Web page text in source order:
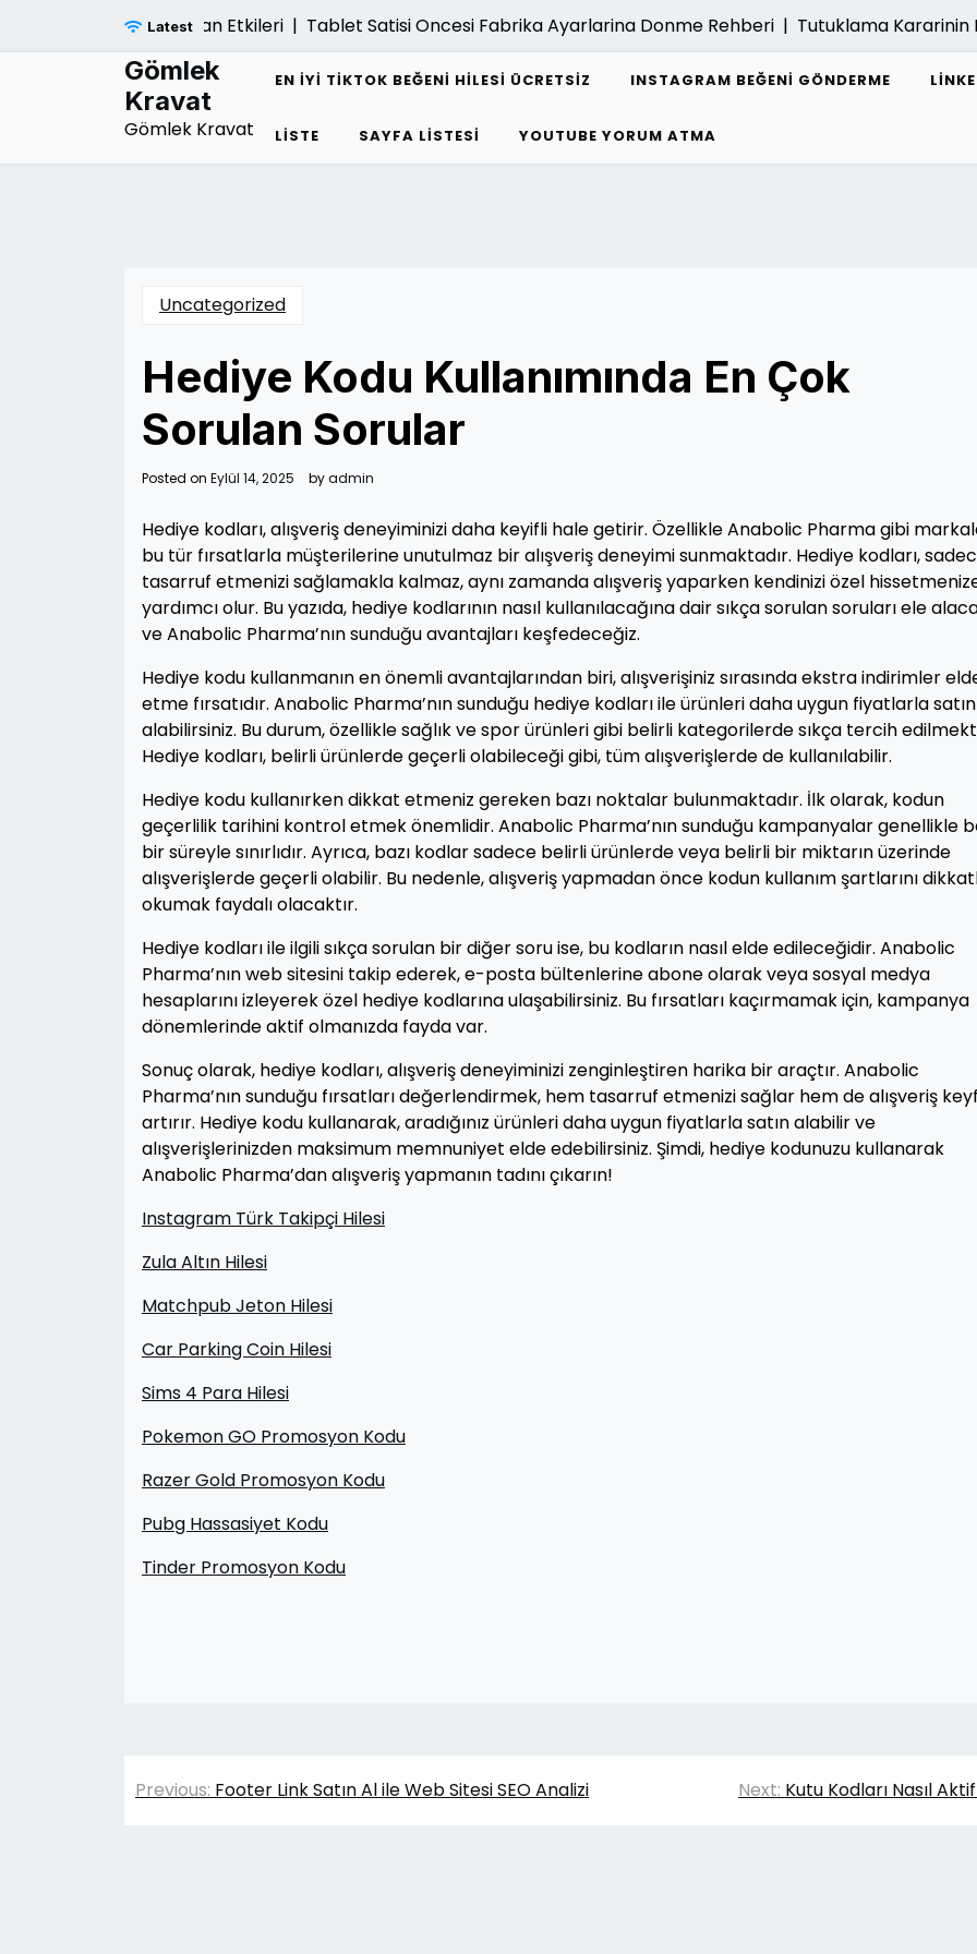
Latest
Cokuse Yol Acan Etkileri | Tablet Satisi Oncesi Fabrika Ayarlarina Donme Rehberi | Tutuklama Kararinin
Gömlek
Kravat
Gömlek Kravat
EN İYI TIKTOK BEĞENI HILESI ÜCRETSIZ INSTAGRAM BEĞENI GÖNDERME
LISTE SAYFA LISTESI YOUTUBE YORUM ATMA
Uncategorized
Hediye Kodu Kullanımında En Çok
Sorulan Sorular
Posted on Eylül 14, 2025 byadmin
Hediye kodları, alışveriş deneyiminizi daha keyifli hale getirir. Özellikle Anabolic Pharma gibi
bu tür fırsatlarla müşterilerine unutulmaz bir alışveriş deneyimi sunmaktadır. Hediye kodları,
tasarruf etmenizi sağlamakla kalmaz, aynı zamanda alışveriş yaparken kendinizi özel
yardımcı olur. Bu yazıda, hediye kodlarının nasıl kullanılacağına dair sıkça sorulan soruları ele
ve Anabolic Pharma’nın sunduğu avantajları keşfedeceğiz.
Hediye kodu kullanmanın en önemli avantajlarından biri, alışverişiniz sırasında ekstra indirimler
etme fırsatıdır. Anabolic Pharma’nın sunduğu hediye kodları ile ürünleri daha uygun fiyatlarla satın
alabilirsiniz. Bu durum, özellikle sağlık ve spor ürünleri gibi belirli kategorilerde sıkça tercih
Hediye kodları, belirli ürünlerde geçerli olabileceği gibi, tüm alışverişlerde de kullanılabilir.
Hediye kodu kullanırken dikkat etmeniz gereken bazı noktalar bulunmaktadır. İlk olarak, kodun
geçerlilik tarihini kontrol etmek önemlidir. Anabolic Pharma’nın sunduğu kampanyalar genellikle
bir süreyle sınırlıdır. Ayrıca, bazı kodlar sadece belirli ürünlerde veya belirli bir miktarın üzerinde
alışverişlerde geçerli olabilir. Bu nedenle, alışveriş yapmadan önce kodun kullanım şartlarını
okumak faydalı olacaktır.
Hediye kodları ile ilgili sıkça sorulan bir diğer soru ise, bu kodların nasıl elde edileceğidir. Anabolic
Pharma’nın web sitesini takip ederek, e-posta bültenlerine abone olarak veya sosyal medya
hesaplarını izleyerek özel hediye kodlarına ulaşabilirsiniz. Bu fırsatları kaçırmamak için, kampanya
dönemlerinde aktif olmanızda fayda var.
Sonuç olarak, hediye kodları, alışveriş deneyiminizi zenginleştiren harika bir araçtır. Anabolic
Pharma’nın sunduğu fırsatları değerlendirmek, hem tasarruf etmenizi sağlar hem de alışveriş
artırır. Hediye kodu kullanarak, aradığınız ürünleri daha uygun fiyatlarla satın alabilir ve
alışverişlerinizden maksimum memnuniyet elde edebilirsiniz. Şimdi, hediye kodunuzu kullanarak
Anabolic Pharma’dan alışveriş yapmanın tadını çıkarın!
Instagram Türk Takipçi Hilesi
Zula Altın Hilesi
Matchpub Jeton Hilesi
Car Parking Coin Hilesi
Sims 4 Para Hilesi
Pokemon GO Promosyon Kodu
Razer Gold Promosyon Kodu
Pubg Hassasiyet Kodu
Tinder Promosyon Kodu
Yazı
Previous: Footer Link Satın Al ile Web Sitesi SEO Analizi Next: Kutu Kodları Nasıl